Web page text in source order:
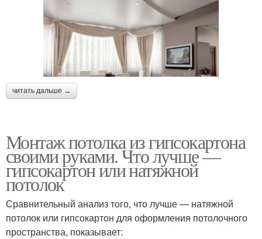
читать дальше →
Монтаж потолка из гипсокартона
своими руками. Что лучше —
гипсокартон или натяжной
потолок
Сравнительный анализ того, что лучше — натяжной
потолок или гипсокартон для оформления потолочного
пространства, показывает: